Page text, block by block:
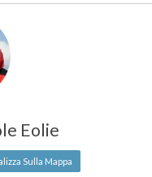
Eolie
Sulla Mappa